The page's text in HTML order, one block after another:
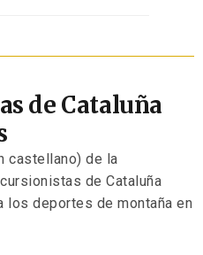
de Cataluña
castellano) de la
de Cataluña
los deportes de montaña en